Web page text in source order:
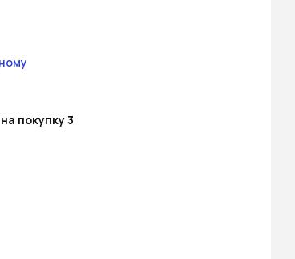
покупку 3